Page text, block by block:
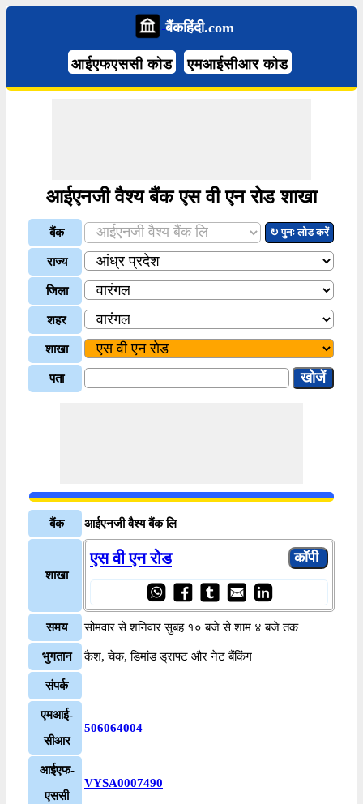
बैंकहिंदी.com
आईएफएससी कोड एमआईसीआर कोड
आईएनजी वैश्य बैंक एस वी एन रोड शाखा
बैंक ↻ पुनः लोड करें
राज्य
जिला
शहर
शाखा
पता
बैंक आईएनजी वैश्य बैंक लि
शाखा
एस वी एन रोड
समय सोमवार से शनिवार सुबह १० बजे से शाम ४ बजे तक
भुगतान कैश, चेक, डिमांड ड्राफ्ट और नेट बैंकिंग
संपर्क
एमआई-
सीआर
506064004
आईएफ-
एससी
VYSA0007490